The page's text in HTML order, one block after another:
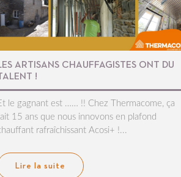
ARTISANS CHAUFFAGISTES ONT DU
!
le gagnant est …… !! Chez Thermacome, ça
15 ans que nous innovons en plafond
rafraîchissant Acosi+ !...
Lire la suite